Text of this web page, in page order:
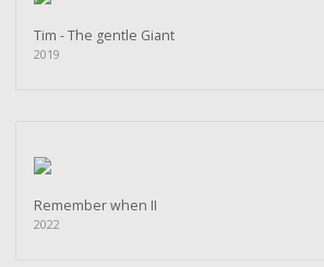
Tim - The gentle Giant
2019
Remember when II
2022